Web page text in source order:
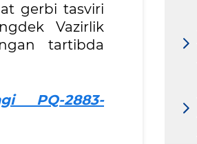
gerbi tasviri
Vazirlik
tartibda
PQ-2883-